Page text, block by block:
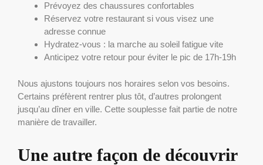
Prévoyez des chaussures confortables
Réservez votre restaurant si vous visez une
adresse connue
Hydratez-vous : la marche au soleil fatigue vite
Anticipez votre retour pour éviter le pic de 17h-19h
Nous ajustons toujours nos horaires selon vos besoins.
Certains préfèrent rentrer plus tôt, d’autres prolongent
jusqu’au dîner en ville. Cette souplesse fait partie de notre
manière de travailler.
Une autre façon de découvrir